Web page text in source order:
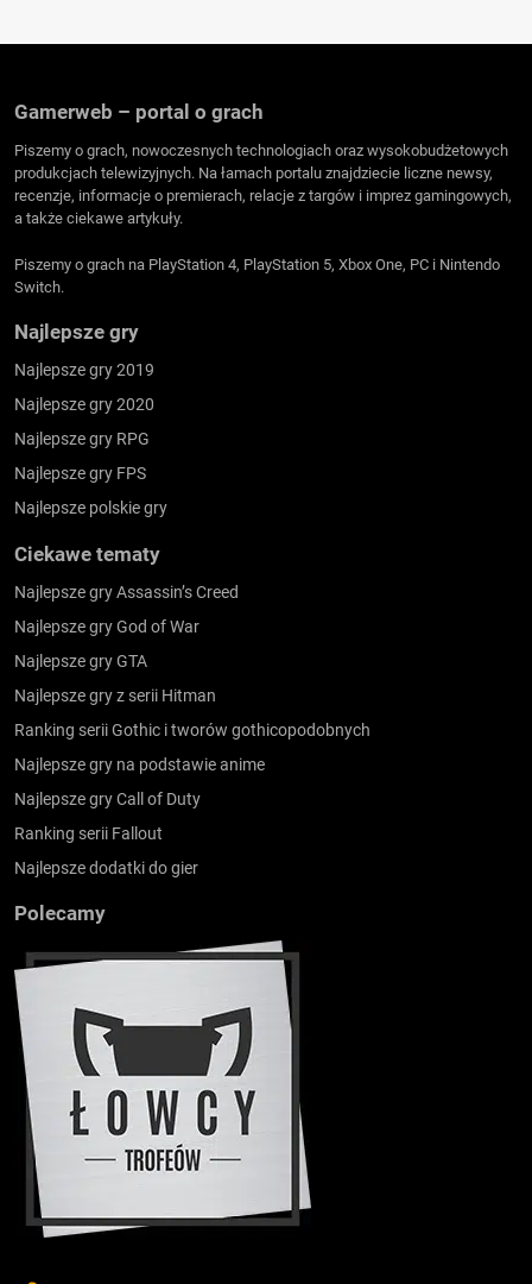
Gamerweb – portal o grach
Piszemy o grach, nowoczesnych technologiach oraz wysokobudżetowych
produkcjach telewizyjnych. Na łamach portalu znajdziecie liczne newsy,
recenzje, informacje o premierach, relacje z targów i imprez gamingowych,
a także ciekawe artykuły.
Piszemy o grach na PlayStation 4, PlayStation 5, Xbox One, PC i Nintendo
Switch.
Najlepsze gry
Najlepsze gry 2019
Najlepsze gry 2020
Najlepsze gry RPG
Najlepsze gry FPS
Najlepsze polskie gry
Ciekawe tematy
Najlepsze gry Assassin’s Creed
Najlepsze gry God of War
Najlepsze gry GTA
Najlepsze gry z serii Hitman
Ranking serii Gothic i tworów gothicopodobnych
Najlepsze gry na podstawie anime
Najlepsze gry Call of Duty
Ranking serii Fallout
Najlepsze dodatki do gier
Polecamy